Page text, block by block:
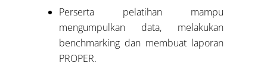
Perserta pelatihan mampu
mengumpulkan data, melakukan
benchmarking dan membuat laporan
PROPER.